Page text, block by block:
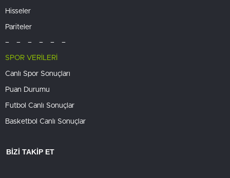
Hisseler
Pariteler
– – – – – –
SPOR VERİLERİ
Canlı Spor Sonuçları
Puan Durumu
Futbol Canlı Sonuçlar
Basketbol Canlı Sonuçlar
BİZİ TAKİP ET